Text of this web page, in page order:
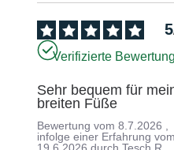
5
Verifizierte
Sehr bequem für
breiten Füße
Bewertung vom8.7.2026 ,
infolge einer Erfahrung